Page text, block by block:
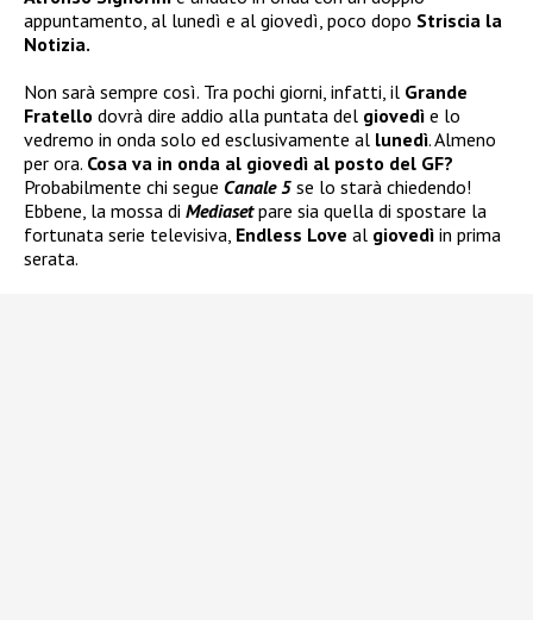
appuntamento, al lunedì e al giovedì, poco dopo Striscia la
Notizia.
Non sarà sempre così. Tra pochi giorni, infatti, il Grande
Fratello dovrà dire addio alla puntata del giovedì e lo
vedremo in onda solo ed esclusivamente al lunedì. Almeno
per ora. Cosa va in onda al giovedì al posto del GF?
Probabilmente chi segue Canale 5 se lo starà chiedendo!
Ebbene, la mossa di Mediasetpare sia quella di spostare la
fortunata serie televisiva, Endless Love al giovedì in prima
serata.